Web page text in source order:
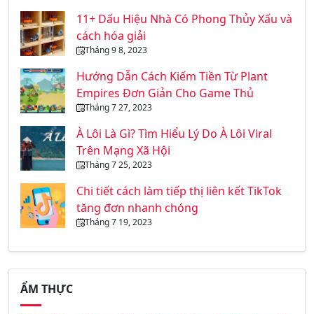
11+ Dấu Hiệu Nhà Có Phong Thủy Xấu và
cách hóa giải
Tháng 9 8, 2023
Hướng Dẫn Cách Kiếm Tiền Từ Plant
Empires Đơn Giản Cho Game Thủ
Tháng 7 27, 2023
À Lôi Là Gì? Tìm Hiểu Lý Do À Lôi Viral
Trên Mạng Xã Hội
Tháng 7 25, 2023
Chi tiết cách làm tiếp thị liên kết TikTok
tăng đơn nhanh chóng
Tháng 7 19, 2023
ẨM THỰC